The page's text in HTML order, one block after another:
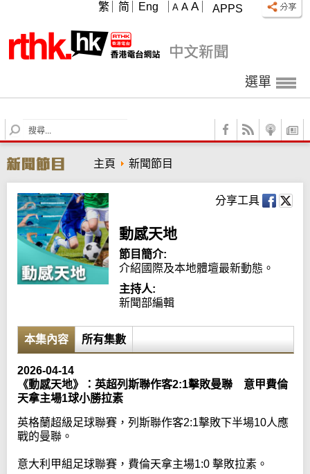
APPS
A A A
繁 简 Eng
選單
S
e
r
c
h
主頁 新聞節目
分享工具
動感天地
節目簡介:
介紹國際及本地體壇最新動態。
主持人:
新聞部編輯
本集內容 所有集數
2026-04-14
《動感天地》：英超列斯聯作客2:1擊敗曼聯 意甲費倫
天拿主場1球小勝拉素
英格蘭超級足球聯賽，列斯聯作客2:1擊敗下半場10人應
戰的曼聯。
意大利甲組足球聯賽，費倫天拿主場1:0 擊敗拉素。